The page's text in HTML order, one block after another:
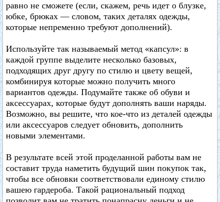
равно не сможете (если, скажем, речь идет о блузке,
юбке, брюках — словом, таких деталях одежды,
которые непременно требуют дополнений).
Используйте так называемый метод «капсул»: в
каждой группе выделите несколько базовых,
подходящих друг другу по стилю и цвету вещей,
комбинируя которые можно получить много
вариантов одежды. Подумайте также об обуви и
аксессуарах, которые будут дополнять ваши наряды.
Возможно, вы решите, что кое-что из деталей одежды
или аксессуаров следует обновить, дополнить
новыми элементами.
В результате всей этой проделанной работы вам не
составит труда наметить будущий шин покупок так,
чтобы все обновки соответствовали единому стилю
вашею гардероба. Такой рациональный подход